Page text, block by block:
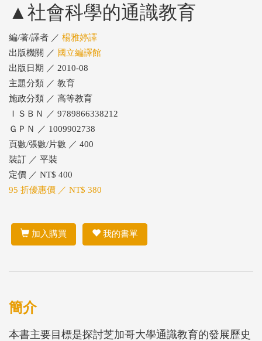
▲社會科學的通識教育
編/著/譯者 ／ 楊雅婷譯
出版機關 ／ 國立編譯館
出版日期 ／ 2010-08
主題分類 ／ 教育
施政分類 ／ 高等教育
ＩＳＢＮ ／ 9789866338212
ＧＰＮ ／ 1009902738
頁數/張數/片數 ／ 400
裝訂 ／ 平裝
定價 ／ NT$ 400
95 折優惠價 ／ NT$ 380
加入購買 我的書單
簡介
本書主要目標是探討芝加哥大學通識教育的發展歷史